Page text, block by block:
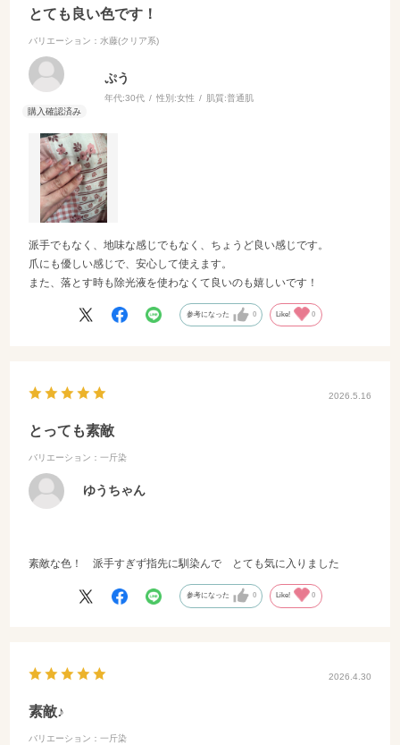
とても良い色です！
バリエーション：水藤(クリア系)
ぷう
年代:30代 性別:女性 肌質:普通肌
派手でもなく、地味な感じでもなく、ちょうど良い感じです。
爪にも優しい感じで、安心して使えます。
また、落とす時も除光液を使わなくて良いのも嬉しいです！
参考になった 0 Like! 0
2026.5.16
とっても素敵
バリエーション：一斤染
ゆうちゃん
素敵な色！ 派手すぎず指先に馴染んで とても気に入りました
参考になった 0 Like! 0
2026.4.30
素敵♪
バリエーション：一斤染